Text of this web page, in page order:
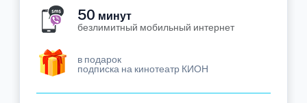
50 минут
безлимитный мобильный интернет
в подарок
подписка на кинотеатр КИОН